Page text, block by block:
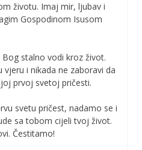
životu. Imaj mir, ljubav i
Gospodinom Isusom
stalno vodi kroz život.
i nikada ne zaboravi da
prvoj svetoj pričesti.
svetu pričest, nadamo se i
sa tobom cijeli tvoj život.
Čestitamo!